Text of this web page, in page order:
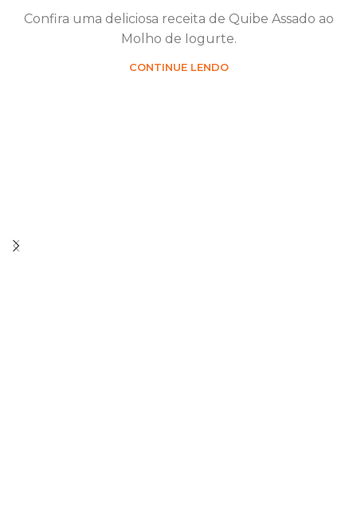
Confira uma deliciosa receita de Quibe Assado ao
Molho de Iogurte.
CONTINUE LENDO